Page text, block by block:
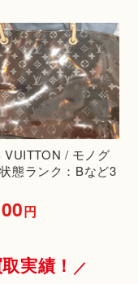
VUITTON / モノグ
態ランク：Bなど3
円
実績！